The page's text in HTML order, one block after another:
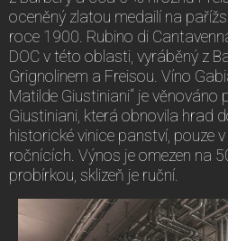
oceněný zlatou medailí na
roce 1900. Rubino di
DOC v této oblasti, vyráběný z
Grignolinem a Freisou. Víno
Matilde Giustiniani“ je věnováno
Giustiniani, která obnovila hrad
historické vinice panství, pouze
ročnících. Výnos je omezen na
probírkou, sklizeň je ruční.